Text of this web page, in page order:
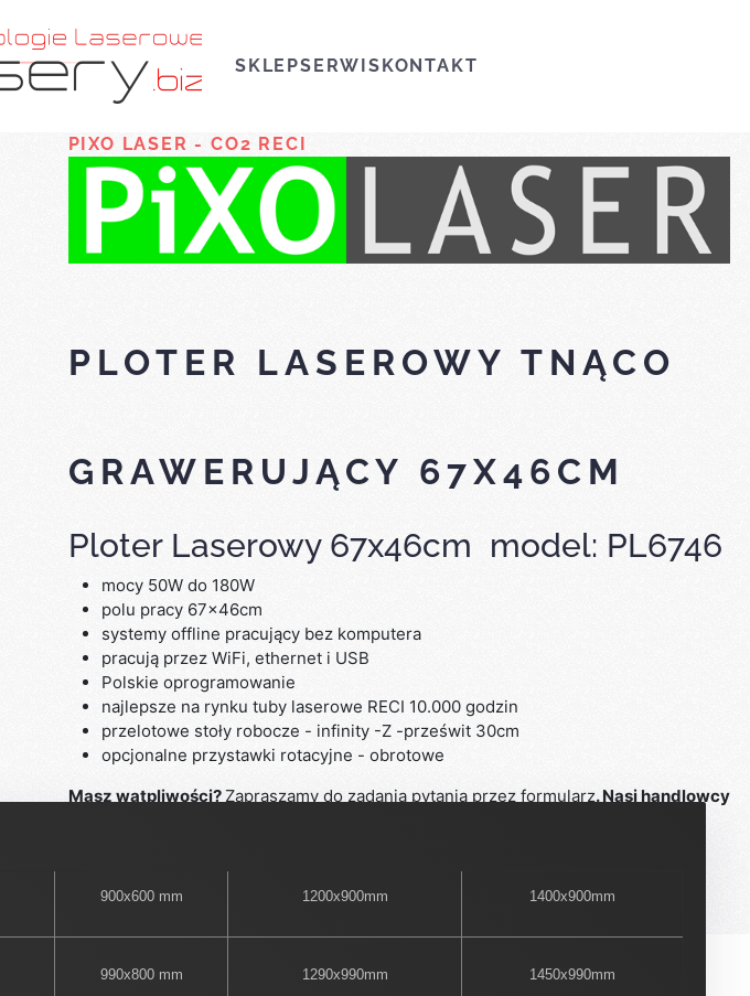
SKLEPSERWISKONTAKT
PIXO LASER - CO2 RECI
PLOTER LASEROWY TNĄCO
GRAWERUJĄCY 67X46CM
Ploter Laserowy 67x46cm model: PL6746
mocy 50W do 180W
polu pracy 67x46cm
systemy offline pracujący bez komputera
pracują przez WiFi, ethernet i USB
Polskie oprogramowanie
najlepsze na rynku tuby laserowe RECI 10.000 godzin
przelotowe stoły robocze - infinity -Z -prześwit 30cm
opcjonalne przystawki rotacyjne - obrotowe
Masz wątpliwości?Zapraszamy do zadania pytania przez formularz. Nasi handlowcy
900x600 mm 1200x900mm 1400x900mm
990x800 mm 1290x990mm 1450x990mm